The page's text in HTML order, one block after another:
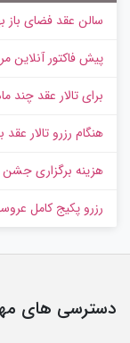
سالن عقد فضای باز
پیش‌ فاکتور
برای تالار عقد چند
هنگام رزرو تالار
هزینه برگزاری جشن عقد برای
رزرو پکیج کامل
دسترسی های